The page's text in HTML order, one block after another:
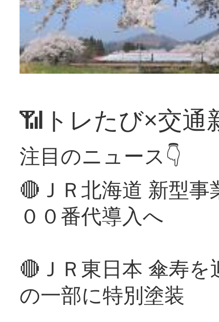
📶トレたび×交通
注目のニュース👇
🔴ＪＲ北海道 新型
００番代導入へ
🔴ＪＲ東日本 傘寿
の一部に特別塗装